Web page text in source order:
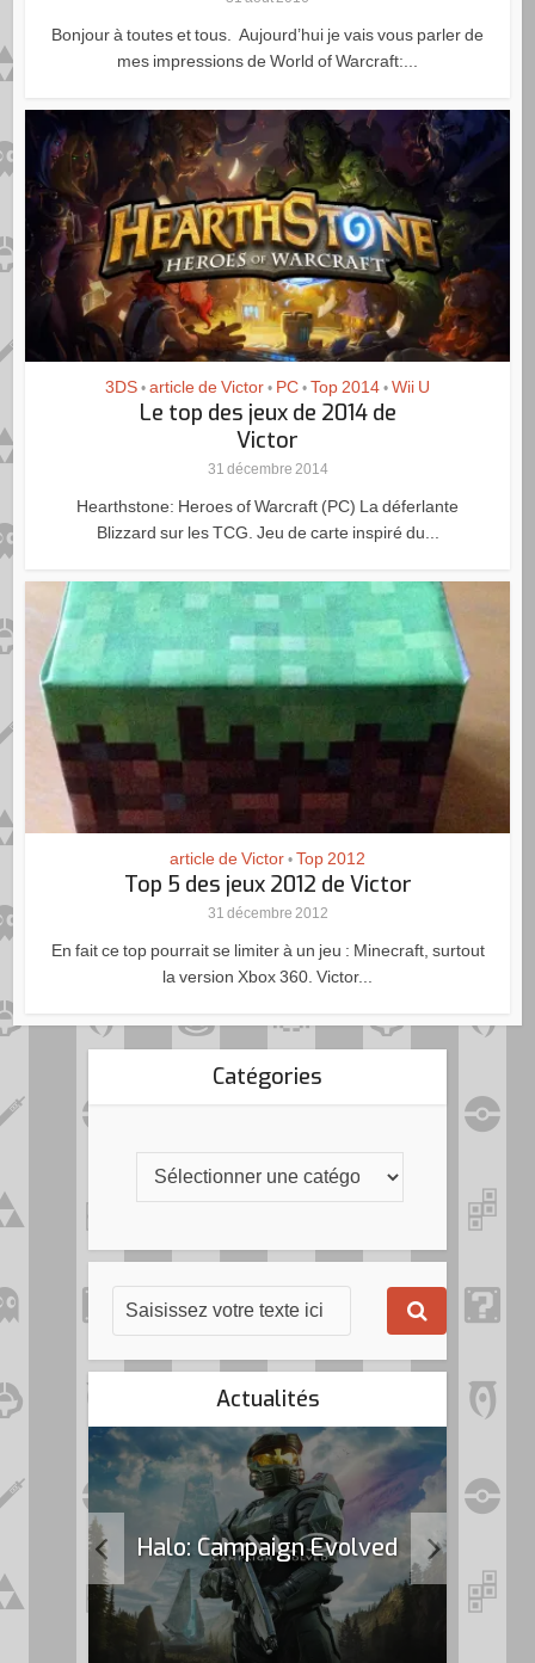
Bonjour à toutes et tous. Aujourd’hui je vais vous parler de
mes impressions de World of Warcraft:...
3DS • article de Victor • PC • Top 2014 • Wii U
Le top des jeux de 2014 de
Victor
31 décembre 2014
Hearthstone: Heroes of Warcraft (PC) La déferlante
Blizzard sur les TCG. Jeu de carte inspiré du...
article de Victor • Top 2012
Top 5 des jeux 2012 de Victor
31 décembre 2012
En fait ce top pourrait se limiter à un jeu : Minecraft, surtout
la version Xbox 360. Victor...
Catégories
Actualités
Halo: Campaign Evolved